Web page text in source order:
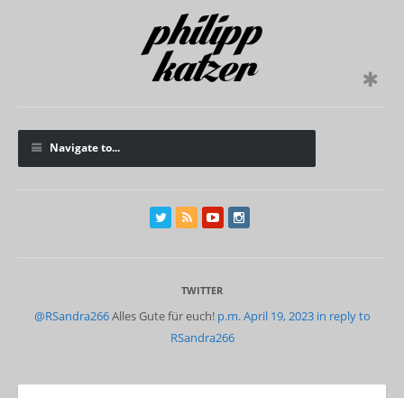
Navigate to...
TWITTER
@RSandra266Alles Gute für euch! p.m. April 19, 2023 in reply to
RSandra266